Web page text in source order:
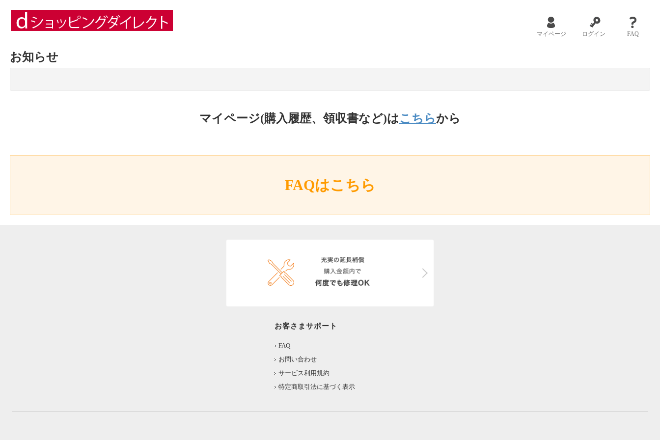
マイページ ログイン FAQ
お知らせ
マイページ(購入履歴、領収書など)はこちらから
FAQはこちら
お客さまサポート
FAQ
お問い合わせ
サービス利用規約
特定商取引法に基づく表示